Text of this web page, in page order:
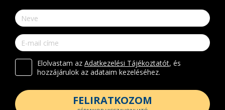
Elolvastam az Adatkezelési Tájékoztatót, és
hozzájárulok az adataim kezeléséhez.
FELIRATKOZOM